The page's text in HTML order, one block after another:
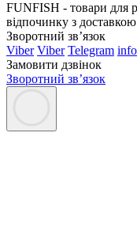
FUNFISH - товари для
відпочинку з
Зворотний зв’язок
Viber Viber Telegram
Замовити дзвінок
Зворотний зв’язок